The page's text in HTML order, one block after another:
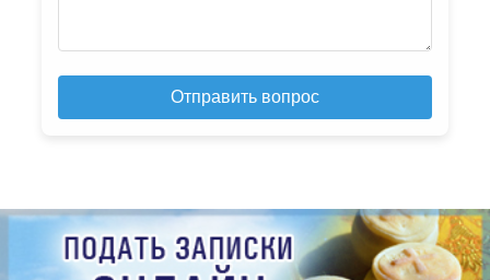
Отправить вопрос